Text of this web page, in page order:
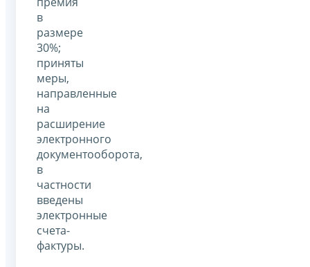
в
размере
30%;
приняты
меры,
направленные
на
расширение
электронного
документооборота,
в
частности
введены
электронные
счета-
фактуры.